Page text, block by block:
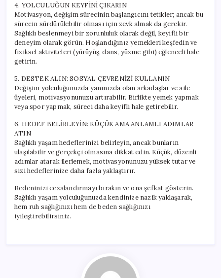
4. YOLCULUĞUN KEYFİNİ ÇIKARIN
Motivasyon, değişim sürecinin başlangıcını tetikler; ancak bu
sürecin sürdürülebilir olması için zevk almak da gerekir.
Sağlıklı beslenmeyi bir zorunluluk olarak değil, keyifli bir
deneyim olarak görün. Hoşlandığınız yemekleri keşfedin ve
fiziksel aktiviteleri (yürüyüş, dans, yüzme gibi) eğlenceli hale
getirin.
5. DESTEK ALIN: SOSYAL ÇEVRENİZİ KULLANIN
Değişim yolculuğunuzda yanınızda olan arkadaşlar ve aile
üyeleri, motivasyonunuzu artırabilir. Birlikte yemek yapmak
veya spor yapmak, süreci daha keyifli hale getirebilir.
6. HEDEF BELİRLEYİN: KÜÇÜK AMA ANLAMLI ADIMLAR
ATIN
Sağlıklı yaşam hedeflerinizi belirleyin, ancak bunların
ulaşılabilir ve gerçekçi olmasına dikkat edin. Küçük, düzenli
adımlar atarak ilerlemek, motivasyonunuzu yüksek tutar ve
sizi hedeflerinize daha fazla yaklaştırır.
Bedeninizi cezalandırmayı bırakın ve ona şefkat gösterin.
Sağlıklı yaşam yolculuğunuzda kendinize nazik yaklaşarak,
hem ruh sağlığınızı hem de beden sağlığınızı
iyileştirebilirsiniz.